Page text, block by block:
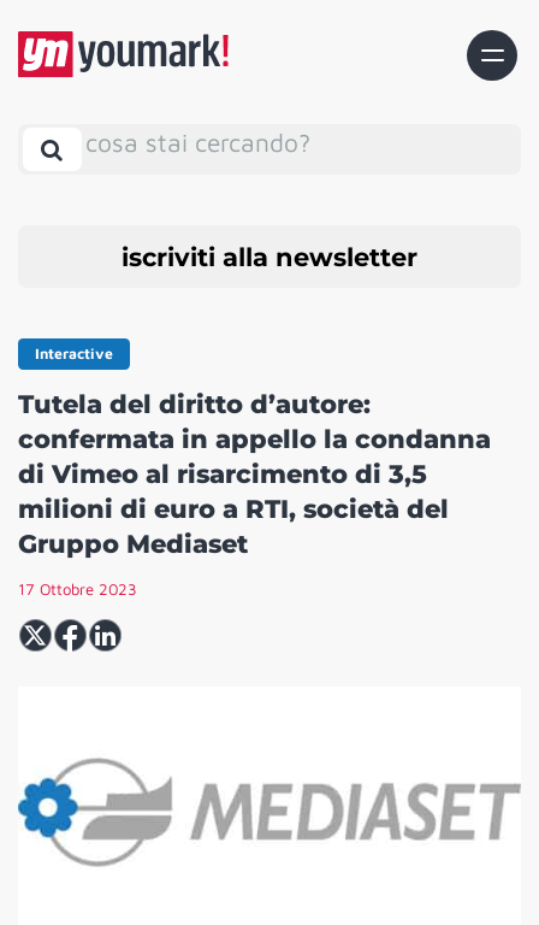
cosa stai cercando?
iscriviti alla newsletter
Interactive
Tutela del diritto d’autore:
confermata in appello la condanna
di Vimeo al risarcimento di 3,5
milioni di euro a RTI, società del
Gruppo Mediaset
17 Ottobre 2023